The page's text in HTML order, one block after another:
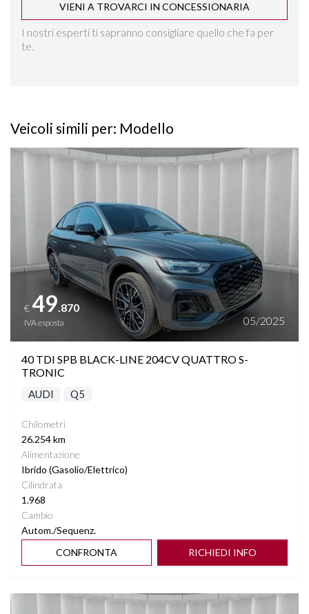
INGRESSO USB POSTERIORE
KEYLESS GO
LANE ASSIST
PACK LUCI D'AMBIENTE
PARKTRONIC ANTERIORE E POSTERIORE
RILEVAMENTO ATTENZIONE DEL CONDUCENTE
RILEVAMENTO SEGNALETICA STRADALE
SPECCHIETTI ELETTRICI RICHIUDIBILI
START&STOP
STEREO CON MONITOR TOUCHSCREEN
VIENI A TROVARCI IN CONCESSIONARIA
I nostri esperti ti sapranno consigliare quello che fa per
te.
Veicoli simili per: Modello
Vedi dettagli
€49.870
IVA esposta 05/2025
40 TDI SPB BLACK-LINE 204CV QUATTRO S-
TRONIC
AUDI Q5
Chilometri
26.254 km
Alimentazione
Ibrido (Gasolio/Elettrico)
Cilindrata
1.968
Cambio
Autom./Sequenz.
CONFRONTA
RICHIEDI INFO
Vedi dettagli